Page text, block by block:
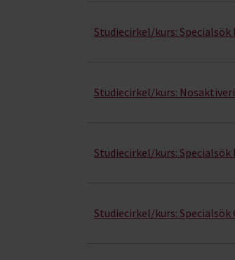
Studiecirkel/kurs: Specialsök
Studiecirkel/kurs:
Studiecirkel/kurs:
Studiecirkel/kurs: Specialsök